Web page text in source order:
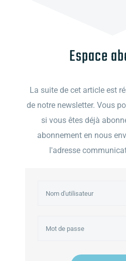
Espace
La suite de cet article est
de notre newsletter. Vous
si vous êtes déjà
abonnement en nous
l'adresse